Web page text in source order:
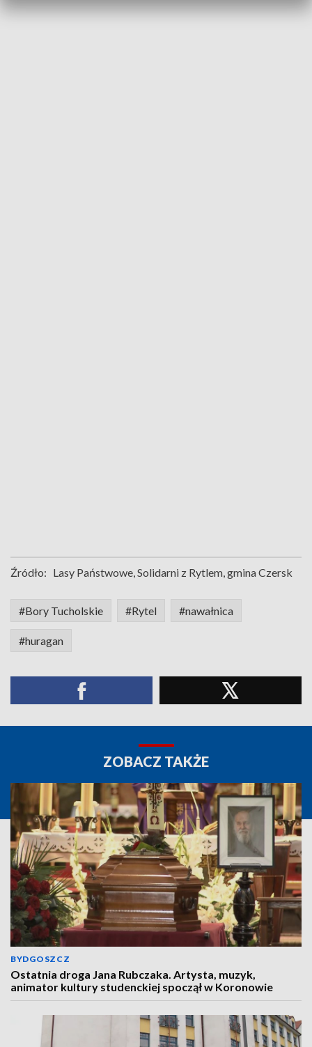
Źródło: Lasy Państwowe, Solidarni z Rytlem, gmina Czersk
#Bory Tucholskie #Rytel #nawałnica
#huragan
ZOBACZ TAKŻE
BYDGOSZCZ
Ostatnia droga Jana Rubczaka. Artysta, muzyk,
animator kultury studenckiej spoczął w Koronowie